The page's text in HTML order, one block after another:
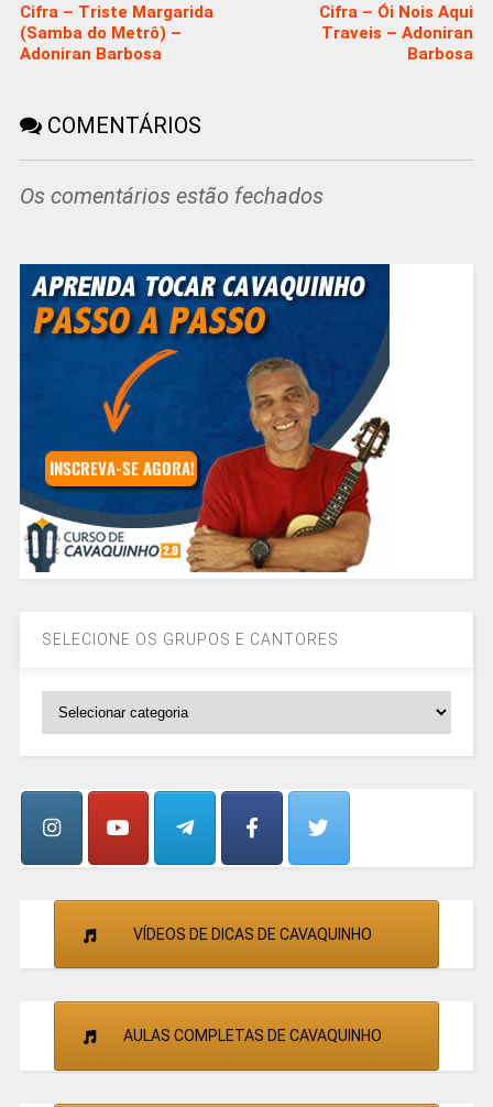
Cifra – Triste Margarida
(Samba do Metrô) –
Adoniran Barbosa
Cifra – Ói Nois Aqui
Traveis – Adoniran
Barbosa
COMENTÁRIOS
Os comentários estão fechados
SELECIONE OS GRUPOS E CANTORES
SELECIONE
CANTORES
VÍDEOS DE DICAS DE CAVAQUINHO
AULAS COMPLETAS DE CAVAQUINHO